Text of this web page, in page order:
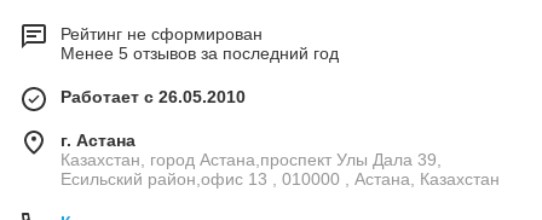
Рейтинг не сформирован
Менее 5 отзывов за последний год
Работает с 26.05.2010
г. Астана
Казахстан, город Астана,проспект Улы Дала 39,
Есильский район,офис 13 , 010000 , Астана, Казахстан